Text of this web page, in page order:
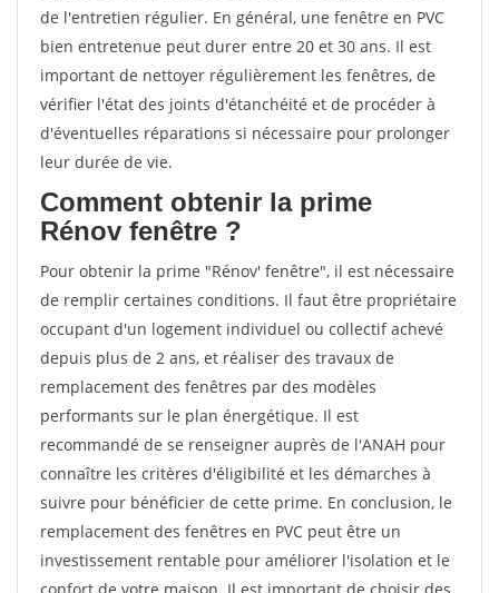
de l'entretien régulier. En général, une fenêtre en PVC
bien entretenue peut durer entre 20 et 30 ans. Il est
important de nettoyer régulièrement les fenêtres, de
vérifier l'état des joints d'étanchéité et de procéder à
d'éventuelles réparations si nécessaire pour prolonger
leur durée de vie.
Comment obtenir la prime
Rénov fenêtre ?
Pour obtenir la prime "Rénov' fenêtre", il est nécessaire
de remplir certaines conditions. Il faut être propriétaire
occupant d'un logement individuel ou collectif achevé
depuis plus de 2 ans, et réaliser des travaux de
remplacement des fenêtres par des modèles
performants sur le plan énergétique. Il est
recommandé de se renseigner auprès de l'ANAH pour
connaître les critères d'éligibilité et les démarches à
suivre pour bénéficier de cette prime. En conclusion, le
remplacement des fenêtres en PVC peut être un
investissement rentable pour améliorer l'isolation et le